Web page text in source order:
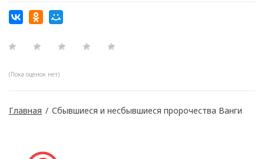
(Пока оценок нет)
Главная / Сбывшиеся и несбывшиеся пророчества Ванги